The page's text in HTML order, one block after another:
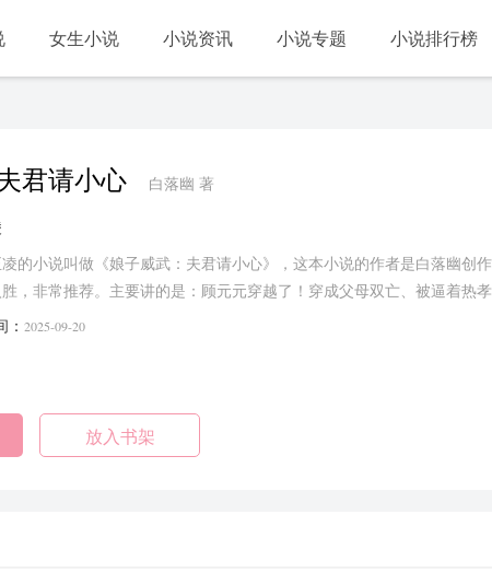
女生小说 小说资讯 小说专题 小说排行榜
君请小心 白落幽 著
的小说叫做《娘子威武：夫君请小心》，这本小说的作者是白落幽创
，非常推荐。主要讲的是：顾元元穿越了！穿成父母双亡、被逼着热
，到了夫家才知道，极品更多！亲人都是黑心肠，二房一家无长辈，
： 2025-09-20
放入书架